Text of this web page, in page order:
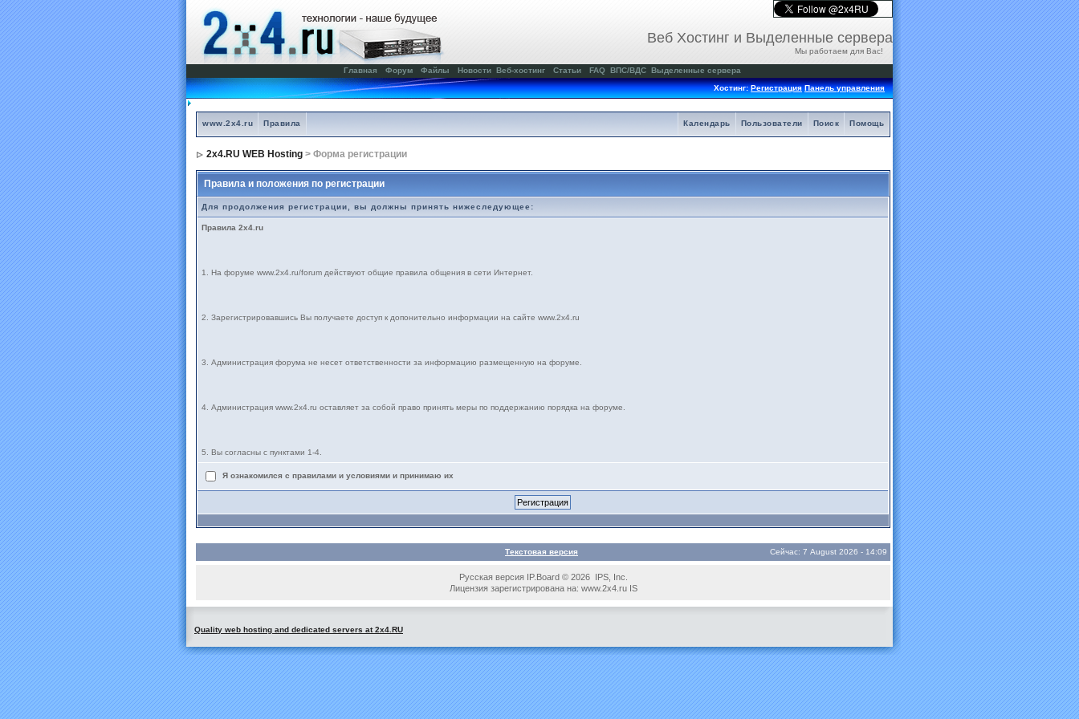
Веб Хостинг и Выделенные сервера
Мы работаем для Вас!
Главная Форум Файлы Новости Веб-хостинг Статьи FAQ ВПС/ВДС Выделенные сервера
Хостинг:Регистрация Панель управления
www.2x4.ru Правила Помощь
Поиск
Пользователи
Календарь
2x4.RU WEB Hosting > Форма регистрации
Правила и положения по регистрации
Для продолжения регистрации, вы должны принять нижеследующее:
Правила 2x4.ru
1. На форуме www.2х4.ru/forum действуют общие правила общения в сети Интернет.
2. Зарегистрировавшись Вы получаете доступ к допонительно информации на сайте www.2x4.ru
3. Администрация форума не несет ответственности за информацию размещенную на форуме.
4. Администрация www.2x4.ru оставляет за собой право принять меры по поддержанию порядка на форуме.
5. Вы согласны с пунктами 1-4.
Я ознакомился с правилами и условиями и принимаю их
Текстовая версия Сейчас: 7 August 2026 - 14:09
Русская версия IP.Board © 2026 IPS, Inc.
Лицензия зарегистрирована на: www.2x4.ru IS
Quality web hosting and dedicated servers at 2x4.RU